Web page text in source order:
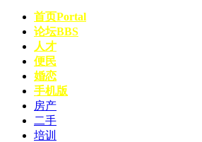
首页Portal
论坛BBS
人才
便民
婚恋
手机版
房产
二手
培训